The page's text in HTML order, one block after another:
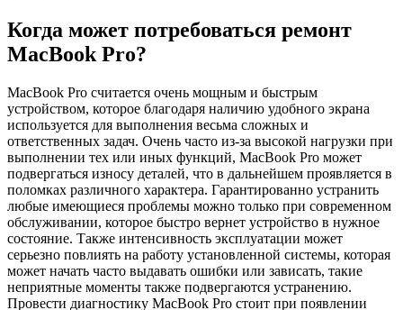
Когда может потребоваться ремонт
MacBook Pro?
MacBook Pro считается очень мощным и быстрым
устройством, которое благодаря наличию удобного экрана
используется для выполнения весьма сложных и
ответственных задач. Очень часто из-за высокой нагрузки при
выполнении тех или иных функций, MacBook Pro может
подвергаться износу деталей, что в дальнейшем проявляется в
поломках различного характера. Гарантированно устранить
любые имеющиеся проблемы можно только при современном
обслуживании, которое быстро вернет устройство в нужное
состояние. Также интенсивность эксплуатации может
серьезно повлиять на работу установленной системы, которая
может начать часто выдавать ошибки или зависать, такие
неприятные моменты также подвергаются устранению.
Провести диагностику MacBook Pro стоит при появлении